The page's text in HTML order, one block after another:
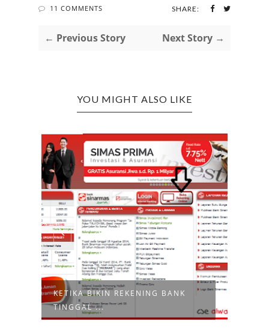
11 COMMENTS SHARE:
← Previous Story Next Story →
YOU MIGHT ALSO LIKE
KETIKA BIKIN REKENING BANK
TINGGAL ...